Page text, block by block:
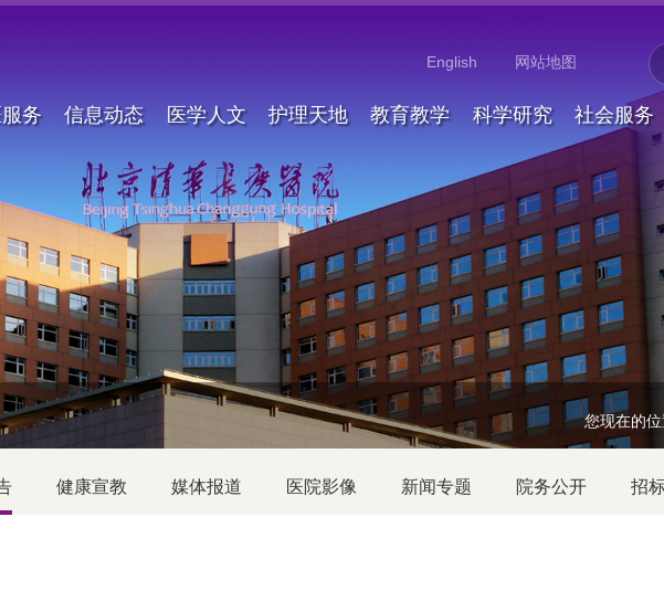
English 网站地图
务 信息动态 医学人文 护理天地 教育教学 科学研究 社会服务
您现在的
健康宣教 媒体报道 医院影像 新闻专题 院务公开 招